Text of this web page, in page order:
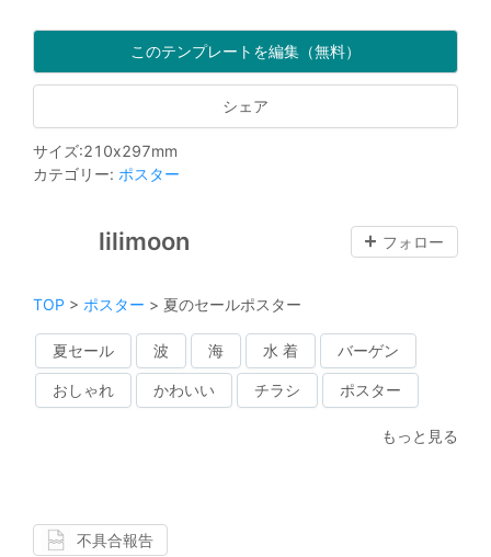
このテンプレートを編集（無料）
シェア
サイズ:210x297mm
カテゴリー: ポスター
lilimoon フォロー
TOP > ポスター > 夏のセールポスター
夏セール 波 海 水 着 バーゲン
おしゃれ かわいい チラシ ポスター
もっと見る
不具合報告